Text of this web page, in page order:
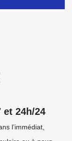
et 24h/24
l’immédiat,